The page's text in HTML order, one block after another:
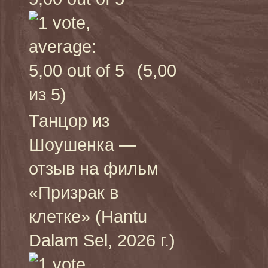
(5,00
из 5)
Танцор из
Шоушенка —
отзыв на фильм
«Призрак в
клетке» (Hantu
Dalam Sel, 2026 г.)